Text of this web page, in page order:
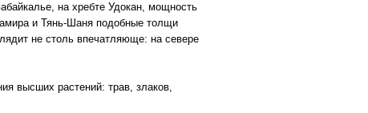
на хребте Удокан, мощность
и Тянь-Шаня подобные толщи
не столь впечатляюще: на севере
высших растений: трав, злаков,